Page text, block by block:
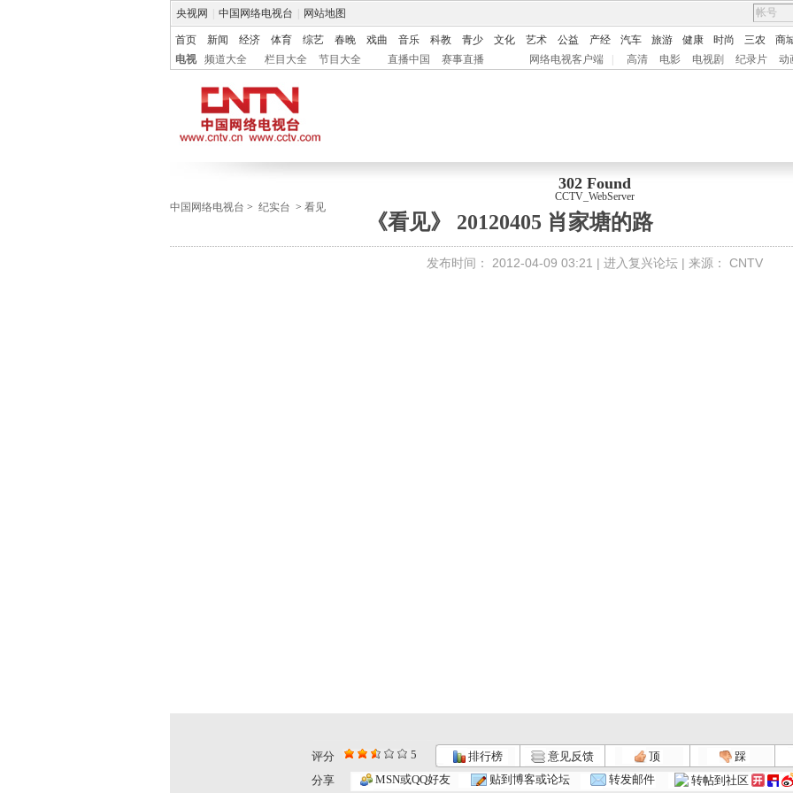
央视网 中国网络电视台 网站地图
首页 新闻 经济 体育 综艺 春晚 戏曲 音乐 科教 青少 文化 艺术 公益 产经 汽车 旅游 健康 时尚 三农
商
电视
频道大全 栏目大全 节目大全 直播中国 赛事直播 网络电视客户端 高清 电影 电视剧 纪录片 动
302 Found
CCTV_WebServer
中国网络电视台 > 纪实台 > 看见
《看见》 20120405 肖家塘的路
发布时间： 2012-04-09 03:21 | 进入复兴论坛 | 来源： CNTV
评分 5 排行榜 意见反馈 顶
踩
分享
MSN或QQ好友 贴到博客或论坛 转发邮件 转帖到社区